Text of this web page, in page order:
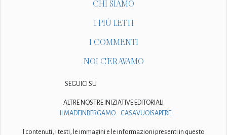
CHI SIAMO
I PIÙ LETTI
I COMMENTI
NOI C'ERAVAMO
SEGUICI SU
ALTRE NOSTRE INIZIATIVE EDITORIALI
ILMADEINBERGAMO
CASAVUOISAPERE
I contenuti, i testi, le immagini e le informazioni presenti in questo